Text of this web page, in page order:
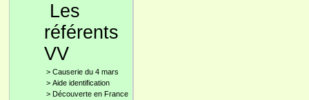
Les
référents
VV
> Causerie du 4 mars
> Aide identification
> Découverte en France